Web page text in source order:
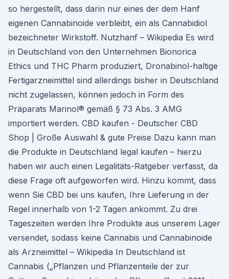
so hergestellt, dass darin nur eines der dem Hanf
eigenen Cannabinoide verbleibt, ein als Cannabidiol
bezeichneter Wirkstoff. Nutzhanf – Wikipedia Es wird
in Deutschland von den Unternehmen Bionorica
Ethics und THC Pharm produziert, Dronabinol-haltige
Fertigarzneimittel sind allerdings bisher in Deutschland
nicht zugelassen, können jedoch in Form des
Präparats Marinol® gemäß § 73 Abs. 3 AMG
importiert werden. CBD kaufen - Deutscher CBD
Shop | Große Auswahl & gute Preise Dazu kann man
die Produkte in Deutschland legal kaufen – hierzu
haben wir auch einen Legalitäts-Ratgeber verfasst, da
diese Frage oft aufgeworfen wird. Hinzu kommt, dass
wenn Sie CBD bei uns kaufen, Ihre Lieferung in der
Regel innerhalb von 1-2 Tagen ankommt. Zu drei
Tageszeiten werden Ihre Produkte aus unserem Lager
versendet, sodass keine Cannabis und Cannabinoide
als Arzneimittel – Wikipedia In Deutschland ist
Cannabis („Pflanzen und Pflanzenteile der zur